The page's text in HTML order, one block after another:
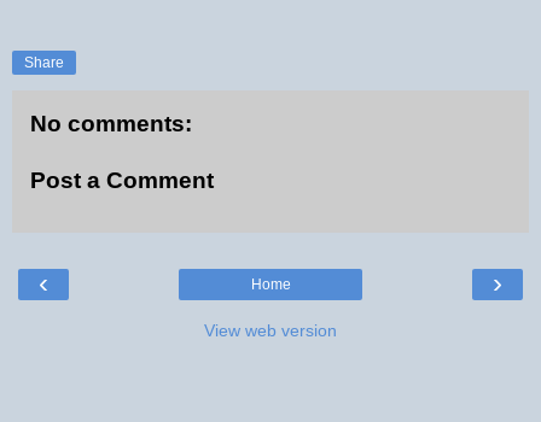
Share
No comments:
Post a Comment
‹ ›
Home
View web version